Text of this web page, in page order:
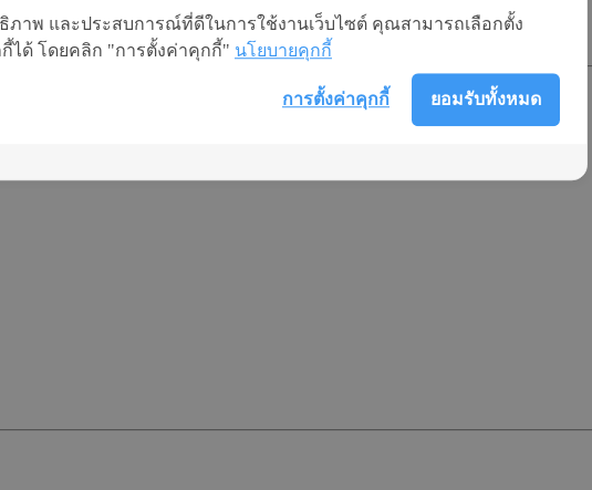
ภาพ และประสบการณ์ที่ดีในการใช้งานเว็บไซต์ คุณสามารถเลือกตั้ง
ได้ โดยคลิก "การตั้งค่าคุกกี้" นโยบายคุกกี้
ยอมรับทั้งหมด
การตั้งค่าคุกกี้